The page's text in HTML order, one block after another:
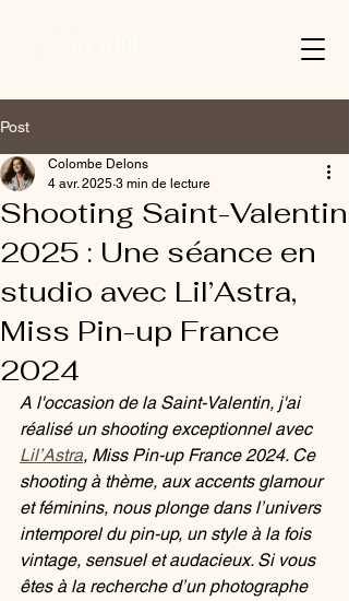
Post
Shooting Saint-Valentin
2025 : Une séance en
studio avec Lil’Astra,
Miss Pin-up France
2024
Colombe Delons
4 avr. 2025 3 min de lecture
A l'occasion de la Saint-Valentin, j'ai
réalisé un shooting exceptionnel avec
Lil’Astra, Miss Pin-up France 2024. Ce
shooting à thème, aux accents glamour
et féminins, nous plonge dans l’univers
intemporel du pin-up, un style à la fois
vintage, sensuel et audacieux. Si vous
êtes à la recherche d’un photographe